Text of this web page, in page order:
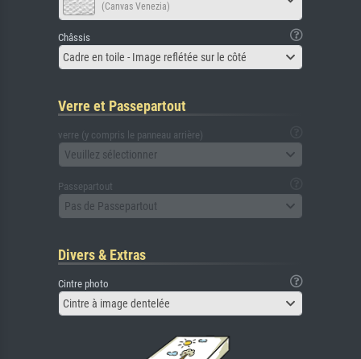
(Canvas Venezia)
Châssis
Cadre en toile - Image reflétée sur le côté
Verre et Passepartout
verre (y compris le panneau arrière)
Veuillez sélectionner
Passepartout
Pas de Passepartout
Divers & Extras
Cintre photo
Cintre à image dentelée